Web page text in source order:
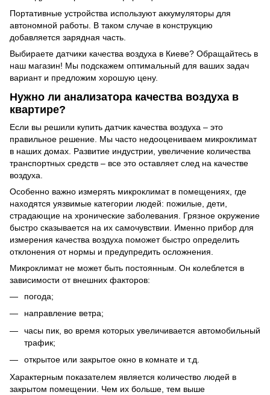
Портативные устройства используют аккумуляторы для
автономной работы. В таком случае в конструкцию
добавляется зарядная часть.
Выбираете датчики качества воздуха в Киеве? Обращайтесь в
наш магазин! Мы подскажем оптимальный для ваших задач
вариант и предложим хорошую цену.
Нужно ли анализатора качества воздуха в
квартире?
Если вы решили купить датчик качества воздуха – это
правильное решение. Мы часто недооцениваем микроклимат
в наших домах. Развитие индустрии, увеличение количества
транспортных средств – все это оставляет след на качестве
воздуха.
Особенно важно измерять микроклимат в помещениях, где
находятся уязвимые категории людей: пожилые, дети,
страдающие на хронические заболевания. Грязное окружение
быстро сказывается на их самочувствии. Именно прибор для
измерения качества воздуха поможет быстро определить
отклонения от нормы и предупредить осложнения.
Микроклимат не может быть постоянным. Он колеблется в
зависимости от внешних факторов:
погода;
направление ветра;
часы пик, во время которых увеличивается автомобильный
трафик;
открытое или закрытое окно в комнате и т.д.
Характерным показателем является количество людей в
закрытом помещении. Чем их больше, тем выше